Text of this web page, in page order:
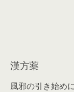
漢方薬
風邪の引き始め